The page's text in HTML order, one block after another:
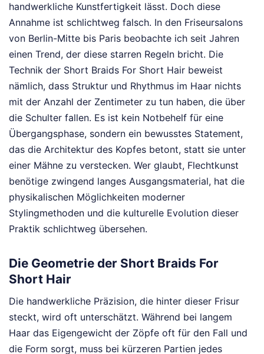
handwerkliche Kunstfertigkeit lässt. Doch diese
Annahme ist schlichtweg falsch. In den Friseursalons
von Berlin-Mitte bis Paris beobachte ich seit Jahren
einen Trend, der diese starren Regeln bricht. Die
Technik der Short Braids For Short Hair beweist
nämlich, dass Struktur und Rhythmus im Haar nichts
mit der Anzahl der Zentimeter zu tun haben, die über
die Schulter fallen. Es ist kein Notbehelf für eine
Übergangsphase, sondern ein bewusstes Statement,
das die Architektur des Kopfes betont, statt sie unter
einer Mähne zu verstecken. Wer glaubt, Flechtkunst
benötige zwingend langes Ausgangsmaterial, hat die
physikalischen Möglichkeiten moderner
Stylingmethoden und die kulturelle Evolution dieser
Praktik schlichtweg übersehen.
Die Geometrie der Short Braids For
Short Hair
Die handwerkliche Präzision, die hinter dieser Frisur
steckt, wird oft unterschätzt. Während bei langem
Haar das Eigengewicht der Zöpfe oft für den Fall und
die Form sorgt, muss bei kürzeren Partien jedes